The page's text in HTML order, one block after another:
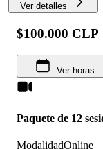
Ver detalles
$100.000 CLP
Ver horas
Paquete de 12
ModalidadOnline